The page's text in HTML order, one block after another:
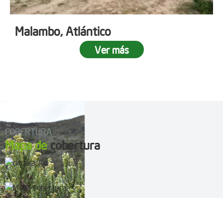
Malambo, Atlántico
Ver más
COBERTURA
Mapa decobertura